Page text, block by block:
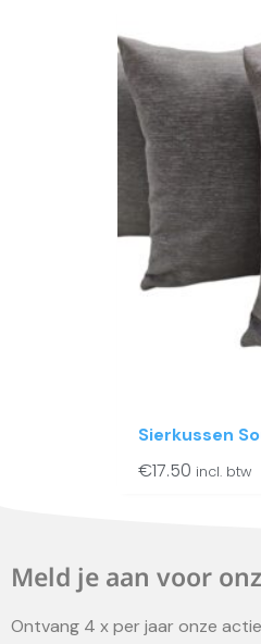
Sierkussen
€17.50 incl. btw
Meld je aan voor
Ontvang 4 x per jaar onze